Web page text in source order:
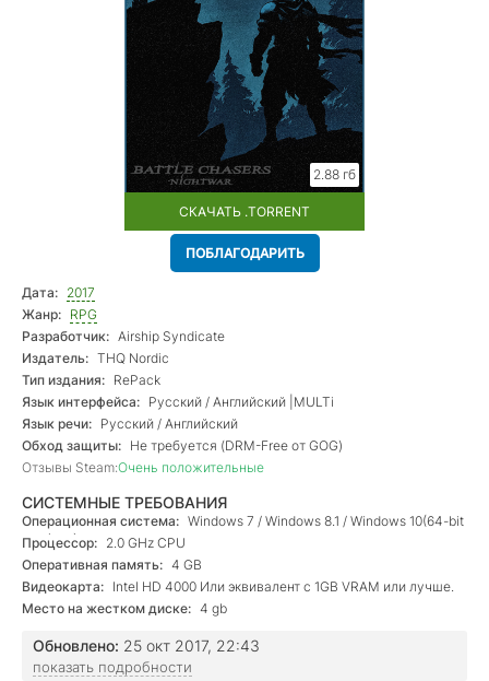
2.88 гб
СКАЧАТЬ .TORRENT
ПОБЛАГОДАРИТЬ
Дата: 2017
Жанр: RPG
Разработчик: Airship Syndicate
Издатель: THQ Nordic
Тип издания: RePack
Язык интерфейса: Русский / Английский |MULTi
Язык речи: Русский / Английский
Обход защиты: Не требуется (DRM-Free от GOG)
Отзывы Steam:Очень положительные
СИСТЕМНЫЕ ТРЕБОВАНИЯ
Операционная система: Windows 7 / Windows 8.1 / Windows 10(64-bit
versions);
Процессор: 2.0 GHz CPU
Оперативная память: 4 GB
Видеокарта: Intel HD 4000 Или эквивалент с 1GB VRAM или лучше.
Место на жестком диске: 4 gb
Обновлено: 25 окт 2017, 22:43
показать подробности